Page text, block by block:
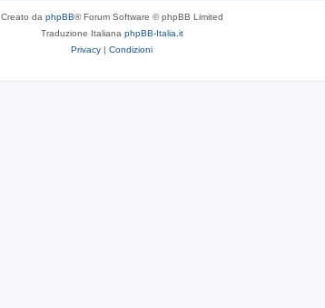
Creato da phpBB® Forum Software © phpBB Limited
Traduzione Italiana phpBB-Italia.it
Privacy | Condizioni